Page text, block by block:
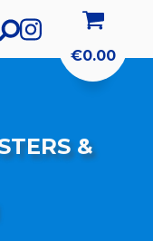
€0.00
&